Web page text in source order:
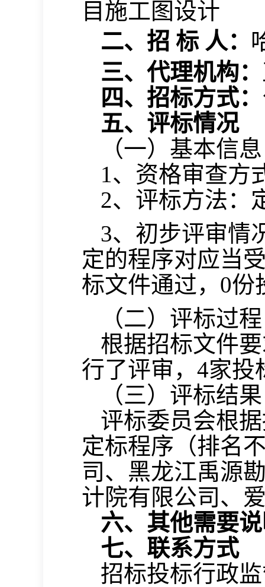
目施工图设计
二、招 标 人：
三、代理机构：
四、招标方式：
五、评标情况
（一）基本信息
1、资格审查方
2、评标方法：
3、初步评审情
定的程序对应当
标文件通过， 0份
（二）评标过程
根据招标文件
行了评审， 4家投
（三）评标结果
评标委员会根
定标程序（排名
司、黑龙江禹源
计院有限公司、
六、其他需要
七、联系方式
招标投标行政